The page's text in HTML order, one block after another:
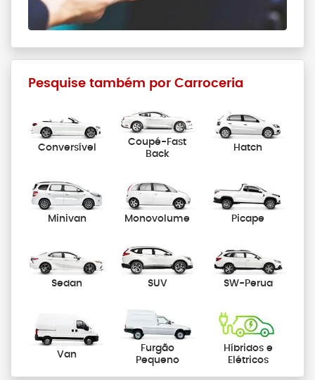
Pesquise também por Carroceria
Conversível
Coupé-Fast
Back
Hatch
Minivan Monovolume Picape
Sedan SUV SW-Perua
Van
Furgão
Pequeno
Híbridos e
Elétricos